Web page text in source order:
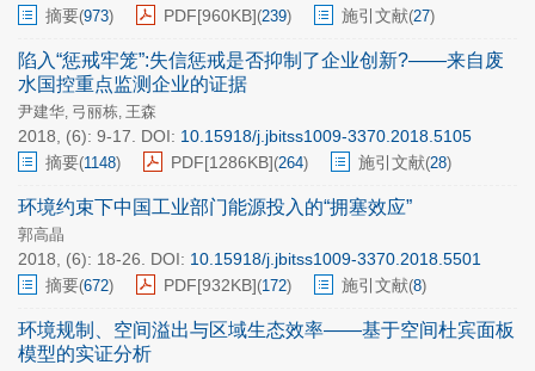
摘要(973) PDF[960KB](239) 施引文献(27)
陷入“惩戒牢笼”:失信惩戒是否抑制了企业创新?——来自废
水国控重点监测企业的证据
尹建华, 弓丽栋, 王森
2018, (6): 9-17. DOI: 10.15918/j.jbitss1009-3370.2018.5105
摘要(1148) PDF[1286KB](264) 施引文献(28)
环境约束下中国工业部门能源投入的“拥塞效应”
郭高晶
2018, (6): 18-26. DOI: 10.15918/j.jbitss1009-3370.2018.5501
摘要(672) PDF[932KB](172) 施引文献(8)
环境规制、空间溢出与区域生态效率——基于空间杜宾面板
模型的实证分析